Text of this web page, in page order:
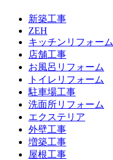
新築工事
ZEH
キッチンリフォーム
店舗工事
お風呂リフォーム
トイレリフォーム
駐車場工事
洗面所リフォーム
エクステリア
外壁工事
増築工事
屋根工事